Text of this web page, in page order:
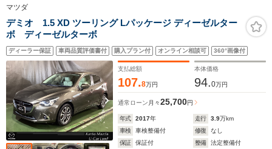
マツダ
デミオ 1.5 XD ツーリング Lパッケージ ディーゼルター
ボ ディーゼルターボ
ディーラー保証 車両品質評価書付 購入プラン付 オンライン相談可 360°画像付
支払総額
107.8万円
本体価格
94.0万円
通常ローン 月々25,700円
年式 2017年 走行 3.9万km
車検
車検整備付 修復
なし
保証
保証付 整備
法定整備付